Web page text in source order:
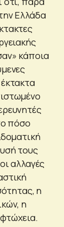
Ελλάδα
κάποια
πόσο
τους
αλλαγές
η
η